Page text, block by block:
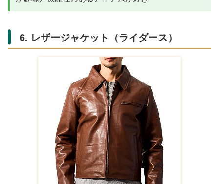
6. レザージャケット（ライダース）